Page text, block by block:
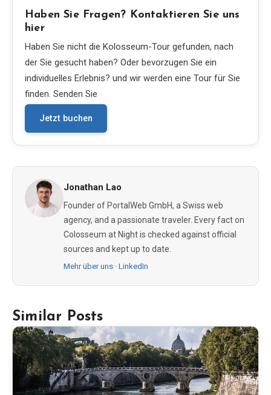
Haben Sie Fragen? Kontaktieren Sie uns
hier
Haben Sie nicht die Kolosseum-Tour gefunden, nach
der Sie gesucht haben? Oder bevorzugen Sie ein
individuelles Erlebnis? und wir werden eine Tour für Sie
finden. Senden Sie
Jetzt buchen
Jonathan Lao
Founder of PortalWeb GmbH, a Swiss web
agency, and a passionate traveler. Every fact on
Colosseum at Night is checked against official
sources and kept up to date.
Mehr über uns · LinkedIn
Similar Posts